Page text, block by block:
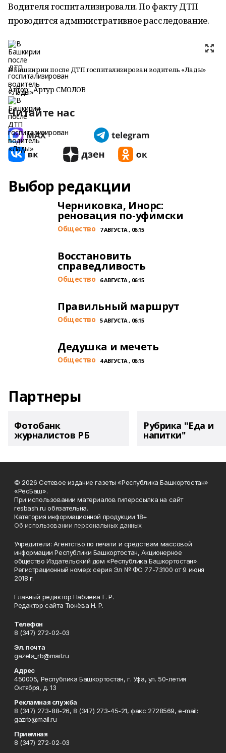
Водителя госпитализировали. По факту ДТП
проводится административное расследование.
В Башкирии после ДТП госпитализирован водитель «Лады»
Автор: Артур СМОЛОВ
Читайте нас
Выбор редакции
Черниковка, Инорс:
реновация по-уфимски
Общество 7 АВГУСТА , 06:15
Восстановить
справедливость
Общество 6 АВГУСТА , 06:15
Правильный маршрут
Общество 5 АВГУСТА , 06:15
Дедушка и мечеть
Общество 4 АВГУСТА , 06:15
Партнеры
Фотобанк
журналистов РБ
Рубрика "Еда и
напитки"
© 2026 Сетевое издание газеты «Республика Башкортостан»
«РесБаш».
При использовании материалов гиперссылка на сайт
resbash.ru обязательна.
Категория информационной продукции 18+
Об использовании персональных данных
Учредители: Агентство по печати и средствам массовой
информации Республики Башкортостан, Акционерное
общество Издательский дом «Республика Башкортостан».
Регистрационный номер: серия Эл № ФС 77-73100 от 9 июня
2018 г.
Главный редактор Набиева Г. Р.
Редактор сайта Тюнёва Н. Р.
Телефон
8 (347) 272-02-03
Эл. почта
gazeta_rb@mail.ru
Адрес
450005, Республика Башкортостан, г. Уфа, ул. 50-летия
Октября, д. 13
Рекламная служба
8 (347) 273-88-26, 8 (347) 273-45-21, факс 2728569, e-mail:
gazrb@mail.ru
Приемная
8 (347) 272-02-03